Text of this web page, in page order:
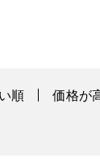
順 価格が